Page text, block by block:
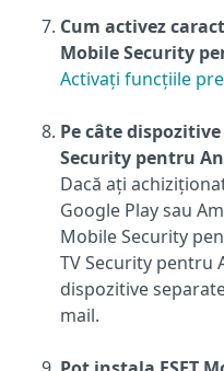
Cum activez
Mobile Security
Activați funcțiile
Pe câte
Security pentru
Dacă ați
Google Play sau
Mobile Security
TV Security pentru
dispozitive
mail.